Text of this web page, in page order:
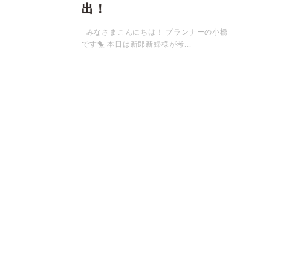
出！
みなさまこんにちは！ プランナーの小橋
です🐤 本日は新郎新婦様が考...